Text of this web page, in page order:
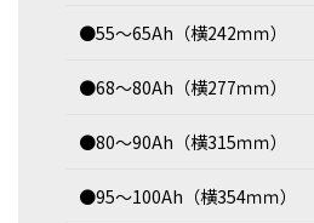
●55～65Ah（横242ｍｍ）
●68～80Ah（横277ｍｍ）
●80～90Ah（横315ｍｍ）
●95～100Ah（横354ｍｍ）